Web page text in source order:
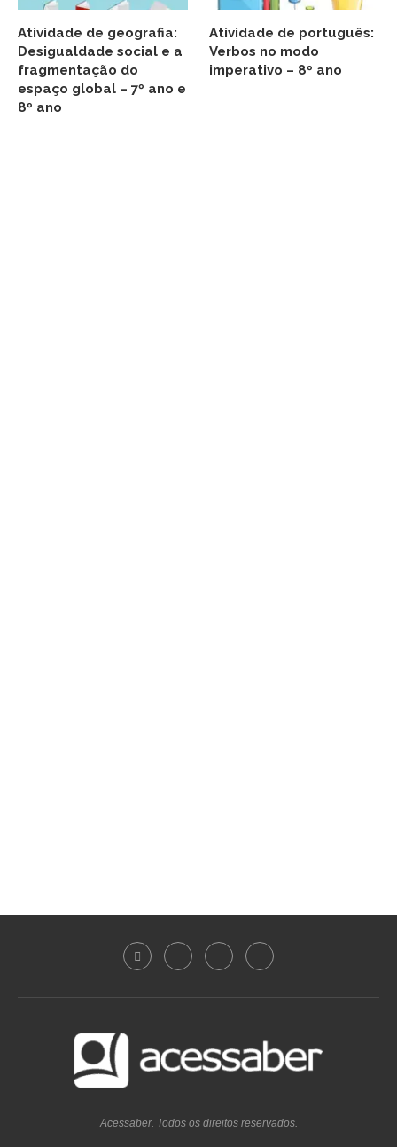
Atividade de geografia:
Desigualdade social e a
fragmentação do
espaço global – 7º ano e
8º ano
Atividade de português:
Verbos no modo
imperativo – 8º ano
Acessaber. Todos os direitos reservados.